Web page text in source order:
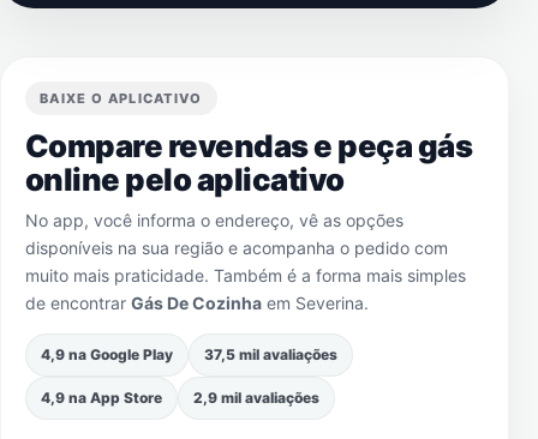
BAIXE O APLICATIVO
Compare revendas e peça gás
online pelo aplicativo
No app, você informa o endereço, vê as opções
disponíveis na sua região e acompanha o pedido com
muito mais praticidade. Também é a forma mais simples
de encontrar Gás De Cozinha em Severina.
4,9 na Google Play 37,5 mil avaliações
4,9 na App Store 2,9 mil avaliações